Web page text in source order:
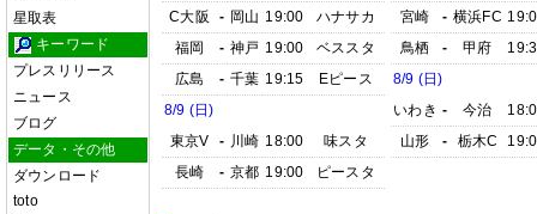
星取表
キーワード
プレスリリース
ニュース
ブログ
データ・その他
ダウンロード
toto
C大阪
- 岡山 19:00
ハナサカ
福岡
- 神戸 19:00
ベススタ
広島
- 千葉 19:15
Eピース
8/9 (日)
東京V
- 川崎 18:00
味スタ
長崎
- 京都 19:00 ピースタ
宮崎
- 横浜FC
鳥栖
- 甲府
8/9 (日)
いわき - 今治
山形
- 栃木C